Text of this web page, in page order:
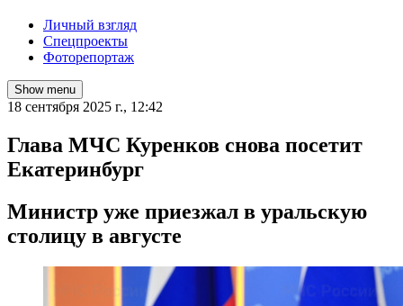
Личный взгляд
Спецпроекты
Фоторепортаж
Show menu
18 сентября 2025 г., 12:42
Глава МЧС Куренков снова посетит
Екатеринбург
Министр уже приезжал в уральскую
столицу в августе